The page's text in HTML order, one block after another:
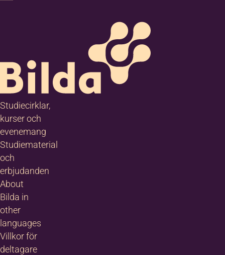
Studiecirklar,
kurser och
evenemang
Studiematerial
och
erbjudanden
About
Bilda in
other
languages
Villkor för
deltagare